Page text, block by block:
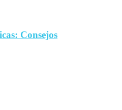
Consejos